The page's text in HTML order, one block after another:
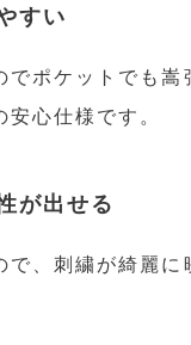
すい
ポケットでも
心仕様です。
が出せる
、刺繍が綺麗